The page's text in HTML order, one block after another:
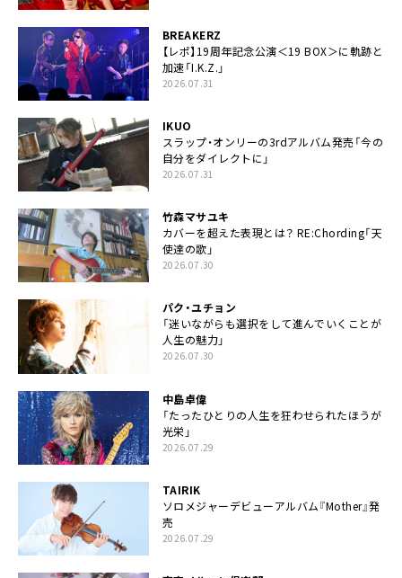
BREAKERZ
【レポ】19周年記念公演＜19 BOX＞に軌跡と
加速「I.K.Z.」
2026.07.31
IKUO
スラップ・オンリーの3rdアルバム発売「今の
自分をダイレクトに」
2026.07.31
竹森マサユキ
カバーを超えた表現とは？ RE:Chording「天
使達の歌」
2026.07.30
パク・ユチョン
「迷いながらも選択をして進んでいくことが
人生の魅力」
2026.07.30
中島卓偉
「たったひとりの人生を狂わせられたほうが
光栄」
2026.07.29
TAIRIK
ソロメジャーデビューアルバム『Mother』発
売
2026.07.29